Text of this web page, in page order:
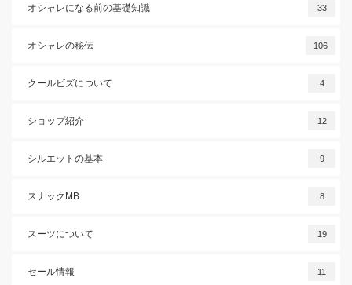
オシャレになる前の基礎知識 33
オシャレの秘伝 106
クールビズについて 4
ショップ紹介 12
シルエットの基本 9
スナックMB 8
スーツについて 19
セール情報 11